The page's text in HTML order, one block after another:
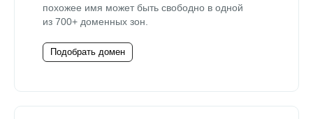
похожее имя может быть свободно в одной
из 700+ доменных зон.
Подобрать домен